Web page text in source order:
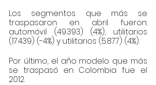
Los segmentos que más se
traspasaron en abril fueron:
automóvil (49.393) (4%), utilitarios
(17.439) (-4%) y utilitarios (5.877) (4%).
Por último, el año modelo que más
se traspasó en Colombia fue el
2012.